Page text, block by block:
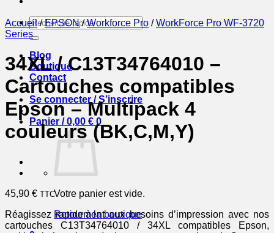
Recherche
pour :
Blog
Boutique
Contact
Se connecter / S’inscrire
Panier /0,00 € 0
Votre panier est vide.
Retour à la boutique
Accueil / EPSON / Workforce Pro / WorkForce Pro WF-3720
Series
34XL / C13T34764010 –
Cartouches compatibles
Epson – Multipack 4
couleurs (BK,C,M,Y)
45,90 € TTC
Réagissez rapidement aux besoins d’impression avec nos
cartouches C13T34764010 / 34XL compatibles Epson,